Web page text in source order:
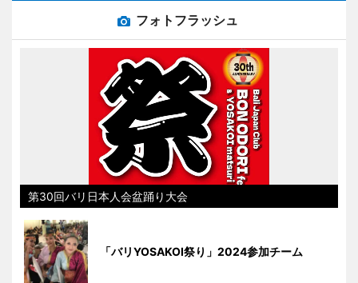
フォトフラッシュ
第30回バリ日本人会盆踊り大会
「バリYOSAKOI祭り」2024参加チーム